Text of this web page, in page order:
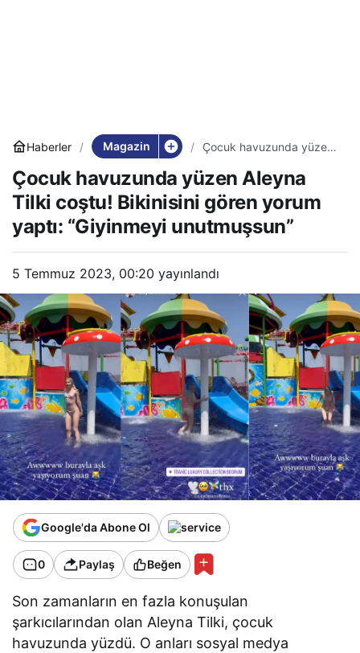
Haberler Magazin
Çocuk havuzunda yüzen
Bikinisini gören yorum
yaptı: “Giyinmeyi
unutmuşsun”
Çocuk havuzunda yüzen Aleyna
Tilki coştu! Bikinisini gören yorum
yaptı: “Giyinmeyi unutmuşsun”
5 Temmuz 2023, 00:20 yayınlandı
Google'da Abone Ol
0 Paylaş Beğen
Son zamanların en fazla konuşulan
şarkıcılarından olan Aleyna Tilki, çocuk
havuzunda yüzdü. O anları sosyal medya